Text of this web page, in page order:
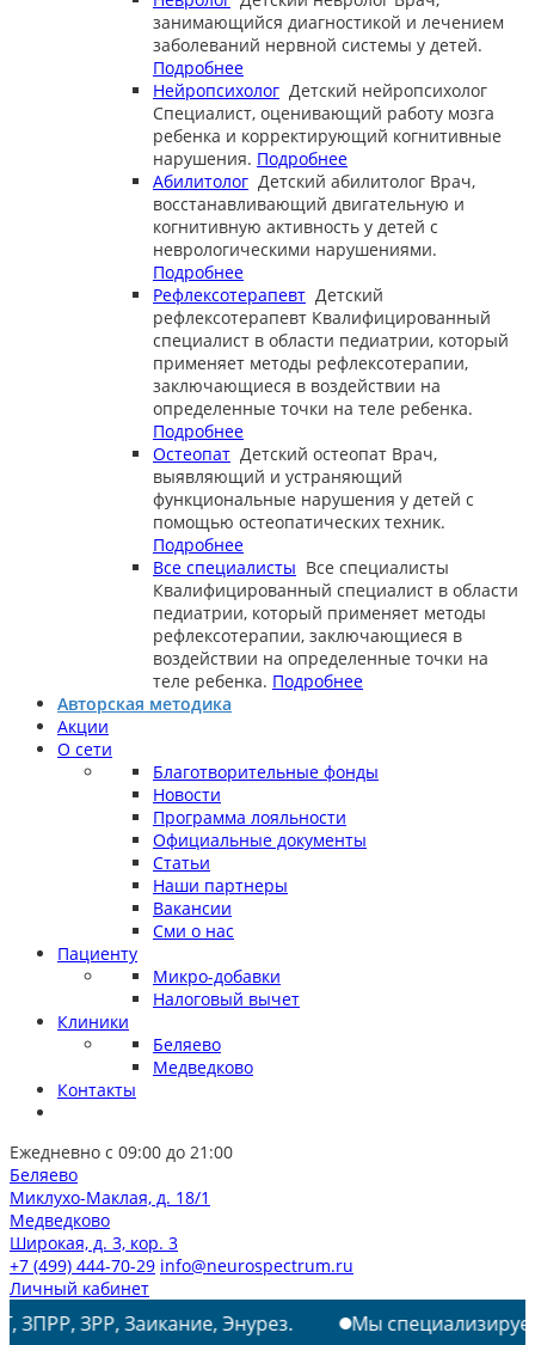
занимающийся диагностикой и лечением
заболеваний нервной системы у детей.
Подробнее
Нейропсихолог Детский нейропсихолог
Специалист, оценивающий работу мозга
ребенка и корректирующий когнитивные
нарушения. Подробнее
Абилитолог Детский абилитолог Врач,
восстанавливающий двигательную и
когнитивную активность у детей с
неврологическими нарушениями.
Подробнее
Рефлексотерапевт Детский
рефлексотерапевт Квалифицированный
специалист в области педиатрии, который
применяет методы рефлексотерапии,
заключающиеся в воздействии на
определенные точки на теле ребенка.
Подробнее
Остеопат Детский остеопат Врач,
выявляющий и устраняющий
функциональные нарушения у детей с
помощью остеопатических техник.
Подробнее
Все специалисты Все специалисты
Квалифицированный специалист в области
педиатрии, который применяет методы
рефлексотерапии, заключающиеся в
воздействии на определенные точки на
теле ребенка. Подробнее
Авторская методика
Акции
О сети
Благотворительные фонды
Новости
Программа лояльности
Официальные документы
Статьи
Наши партнеры
Вакансии
Сми о нас
Пациенту
Микро-добавки
Налоговый вычет
Клиники
Беляево
Медведково
Контакты
Ежедневно с 09:00 до 21:00
Беляево
Миклухо-Маклая, д. 18/1
Медведково
Широкая, д. 3, кор. 3
+7 (499) 444-70-29 info@neurospectrum.ru
Личный кабинет
Заикание, Энурез. Мы специализируемся на